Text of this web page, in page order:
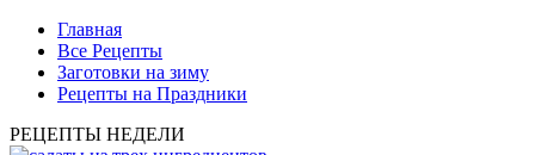
Главная
Все Рецепты
Заготовки на зиму
Рецепты на Праздники
РЕЦЕПТЫ НЕДЕЛИ